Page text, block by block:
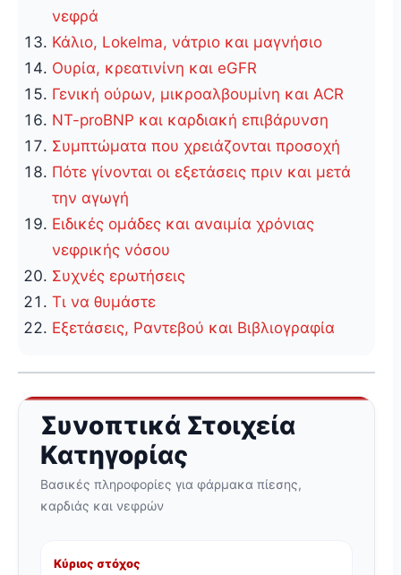
νεφρά
Κάλιο, Lokelma, νάτριο και μαγνήσιο
Ουρία, κρεατινίνη και eGFR
Γενική ούρων, μικροαλβουμίνη και ACR
NT-proBNP και καρδιακή επιβάρυνση
Συμπτώματα που χρειάζονται προσοχή
Πότε γίνονται οι εξετάσεις πριν και μετά
την αγωγή
Ειδικές ομάδες και αναιμία χρόνιας
νεφρικής νόσου
Συχνές ερωτήσεις
Τι να θυμάστε
Εξετάσεις, Ραντεβού και Βιβλιογραφία
Συνοπτικά Στοιχεία
Κατηγορίας
Βασικές πληροφορίες για φάρμακα πίεσης,
καρδιάς και νεφρών
Κύριος στόχος